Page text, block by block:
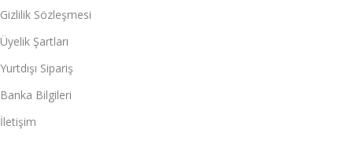
Gizlilik Sözleşmesi
Üyelik Şartları
Yurtdışı Sipariş
Banka Bilgileri
İletişim